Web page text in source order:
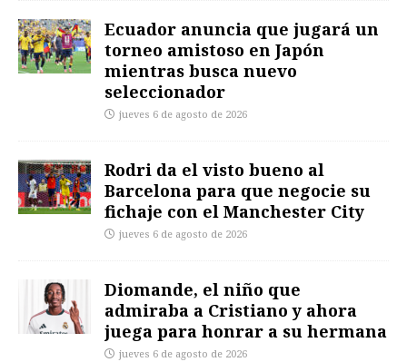
Ecuador anuncia que jugará un
torneo amistoso en Japón
mientras busca nuevo
seleccionador
jueves 6 de agosto de 2026
Rodri da el visto bueno al
Barcelona para que negocie su
fichaje con el Manchester City
jueves 6 de agosto de 2026
Diomande, el niño que
admiraba a Cristiano y ahora
juega para honrar a su hermana
jueves 6 de agosto de 2026